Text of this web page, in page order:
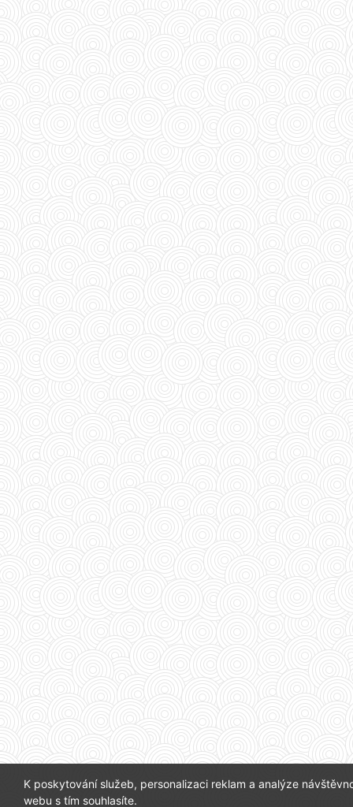
K poskytování služeb, personalizaci reklam a analýze
webu s tím souhlasíte.